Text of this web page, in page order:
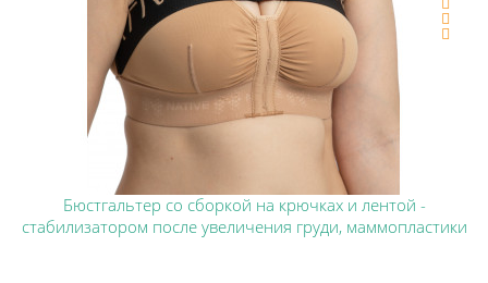
Бюстгальтер со сборкой на крючках и лентой -
стабилизатором после увеличения груди, маммопластики